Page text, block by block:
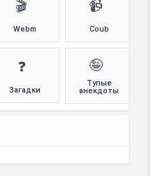
🎬
Webm
📹
Coub
❓
Загадки
🤪
Тупые
анекдоты